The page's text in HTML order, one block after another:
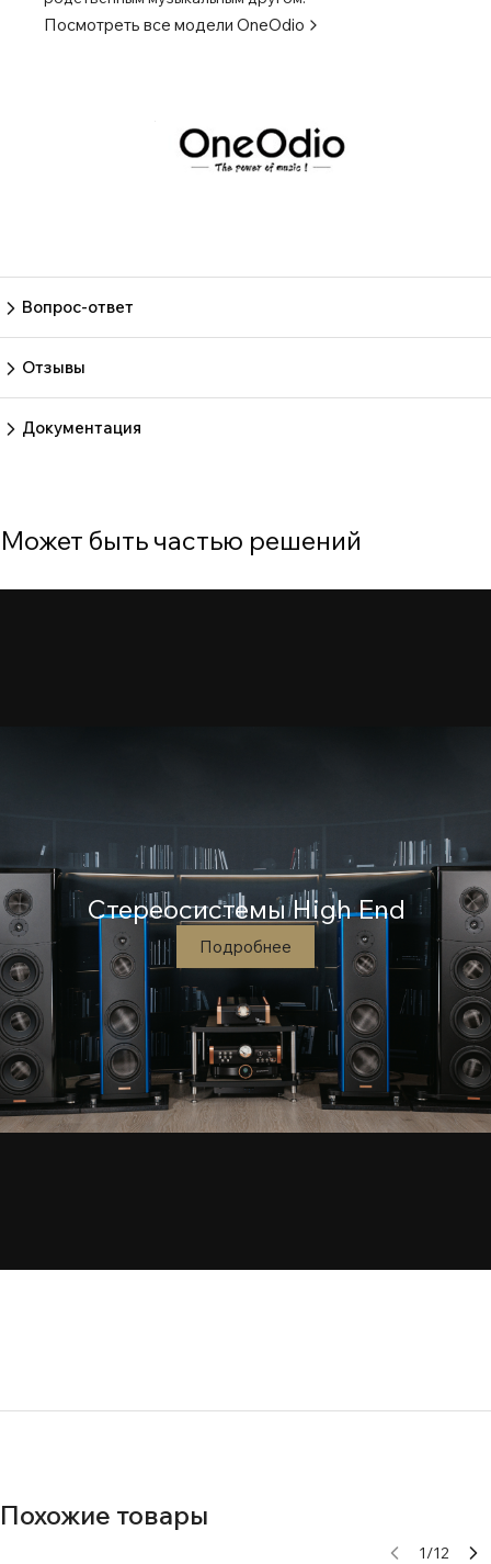
Посмотреть все модели OneOdio
Вопрос-ответ
Отзывы
Документация
Может быть частью решений
Стереосистемы High End
Подробнее
Похожие товары
1/12